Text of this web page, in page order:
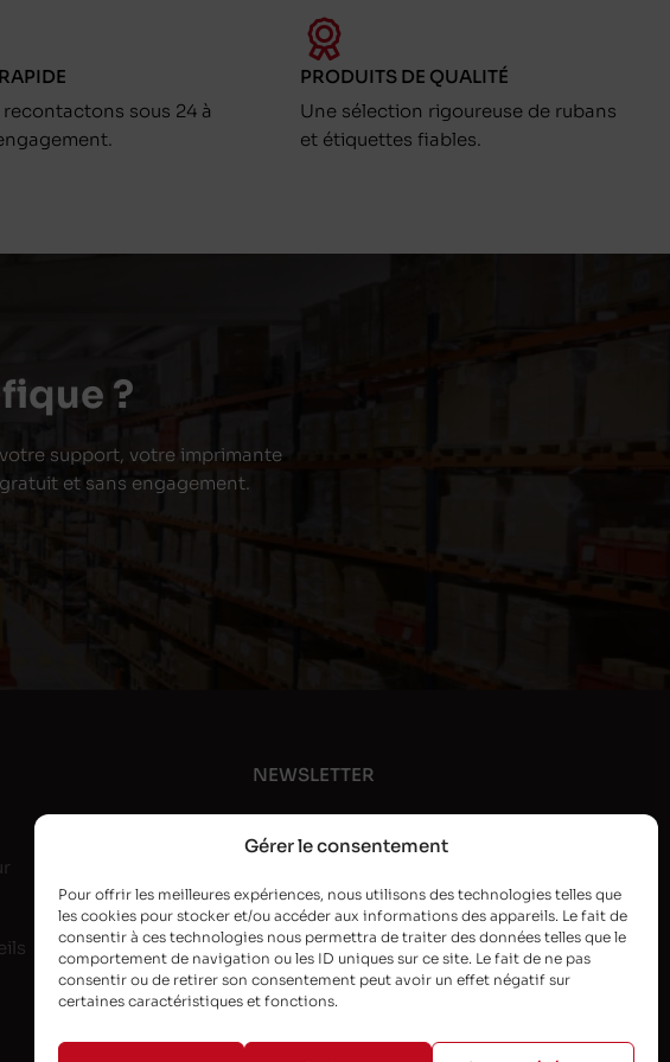
Gérer le consentement
Pour offrir les meilleures expériences, nous utilisons des technologies telles que
les cookies pour stocker et/ou accéder aux informations des appareils. Le fait de
consentir à ces technologies nous permettra de traiter des données telles que le
comportement de navigation ou les ID uniques sur ce site. Le fait de ne pas
consentir ou de retirer son consentement peut avoir un effet négatif sur
certaines caractéristiques et fonctions.
recontactons sous 24 à
PRODUITS DE QUALITÉ
Une sélection rigoureuse de rubans
et étiquettes fiables.
?
support, votre imprimante
et sans engagement.
NEWSLETTER